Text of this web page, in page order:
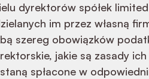
dyrektorów spółek
im przez własną
szereg obowiązków
jakie są zasady
spłacone w